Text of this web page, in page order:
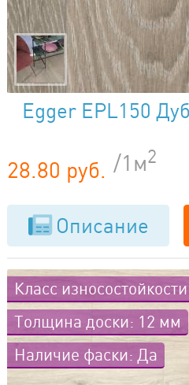
Egger EPL150
28.80 руб. /1м2
Описание
Класс
Толщина доски: 12 мм
Наличие фаски: Да